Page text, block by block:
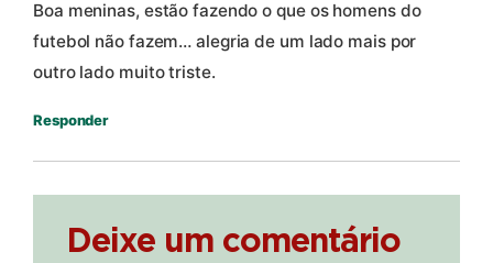
Boa meninas, estão fazendo o que os homens do
futebol não fazem… alegria de um lado mais por
outro lado muito triste.
Responder
Deixe um comentário